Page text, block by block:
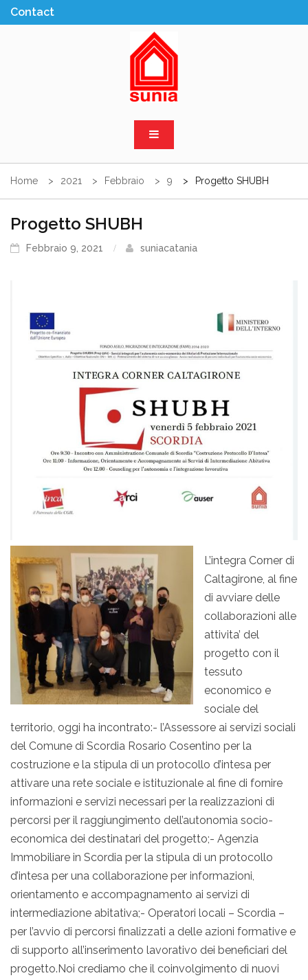
Skip
to
Home 2021 Febbraio 9 Progetto SHUBH
Progetto SHUBH
Febbraio 9, 2021 suniacatania
L’integra Corner di
Caltagirone, al fine
di avviare delle
collaborazioni alle
attivita’ del
progetto con il
tessuto
economico e
sociale del
territorio, oggi ha incontrato:- l’Assessore ai servizi sociali
del Comune di Scordia Rosario Cosentino per la
costruzione e la stipula di un protocollo d’intesa per
attivare una rete sociale e istituzionale al fine di fornire
informazioni e servizi necessari per la realizzazioni di
percorsi per il raggiungimento dell’autonomia socio-
economica dei destinatari del progetto;- Agenzia
Immobiliare in Scordia per la stipula di un protocollo
d’intesa per una collaborazione per informazioni,
orientamento e accompagnamento ai servizi di
intermediazione abitativa;- Operatori locali – Scordia –
per l’avvio di percorsi finalizzati a delle azioni formative e
di supporto all’inserimento lavorativo dei beneficiari del
progetto.Noi crediamo che il coinvolgimento di nuovi